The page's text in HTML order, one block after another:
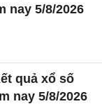
nay 5/8/2026
quả xổ số
nay 5/8/2026